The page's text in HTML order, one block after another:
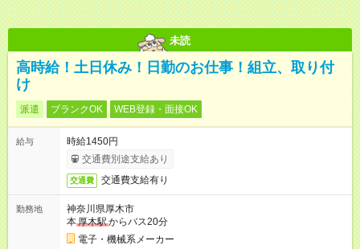
未読
高時給！土日休み！日勤のお仕事！組立、取り付
け
派遣 ブランクOK WEB登録・面接OK
給与
時給1450円
交通費別途支給あり
交通費 交通費支給有り
勤務地
神奈川県厚木市
本厚木駅からバス20分
電子・機械系メーカー